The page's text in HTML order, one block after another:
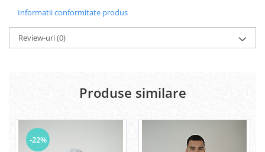
Informatii conformitate produs
Review-uri(0)
Produse similare
-22%